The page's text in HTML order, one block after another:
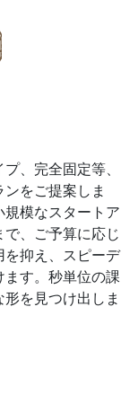
、完全固定等、
をご提案しま
模なスタートア
、ご予算に応じ
を抑え、スピーデ
ます。秒単位の課
を見つけ出しま